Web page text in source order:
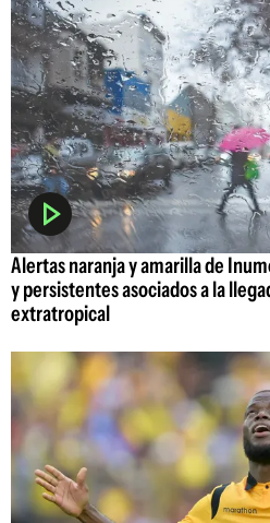
Alertas naranja y amarilla de
y persistentes asociados a la
extratropical